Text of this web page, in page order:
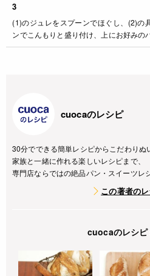
3
(1)のジュレをスプーンでほぐし、(2)の
ンでこんもりと盛り付け、上にお好みの
cuocaのレシピ
30分でできる簡単レシピからこだわりぬ
家族と一緒に作れる楽しいレシピまで、
専門店ならではの絶品パン・スイーツレ
この著者の
cuocaのレシピ